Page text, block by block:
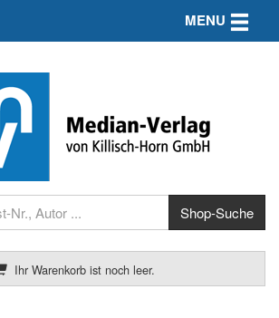
Ihr Warenkorb ist noch leer.
MENU Toggle